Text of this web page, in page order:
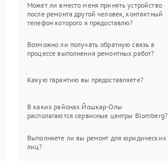
Может ли вместо меня принять устройство
после ремонта другой человек, контактный
телефон которого я предоставлю?
Возможно ли получать обратную связь в
процессе выполнения ремонтных работ?
Какую гарантию вы предоставляете?
В каких районах Йошкар-Олы
располагаются сервисные центры Blomberg?
Выполняете ли вы ремонт для юридических
лиц?